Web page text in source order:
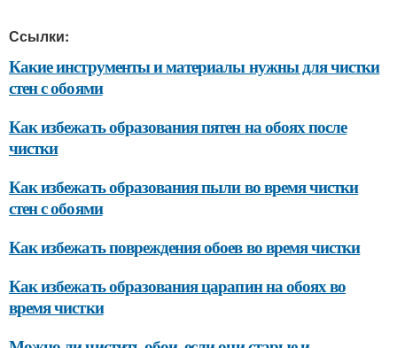
Ссылки:
Какие инструменты и материалы нужны для чистки
стен с обоями
Как избежать образования пятен на обоях после
чистки
Как избежать образования пыли во время чистки
стен с обоями
Как избежать повреждения обоев во время чистки
Как избежать образования царапин на обоях во
время чистки